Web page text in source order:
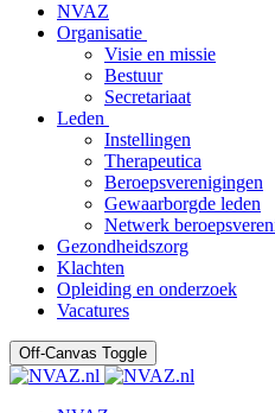
NVAZ
Organisatie
Visie en missie
Bestuur
Secretariaat
Leden
Instellingen
Therapeutica
Beroepsverenigingen
Gewaarborgde leden
Netwerk
Gezondheidszorg
Klachten
Opleiding en onderzoek
Vacatures
Off-Canvas Toggle